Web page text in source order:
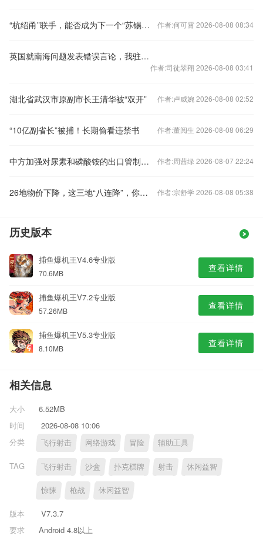
“杭绍甬”联手，能否成为下一个“苏锡常”？ 作者:何可霄 2026-08-08 08:34
英国就南海问题发表错误言论，我驻英使馆：提出严正交涉
作者:司徒翠翔 2026-08-08 03:41
湖北省武汉市原副市长王清华被“双开” 作者:卢威婉 2026-08-08 02:52
“10亿副省长”被捕！长期偷看违禁书 作者:董阅生 2026-08-08 06:29
中方加强对尿素和磷酸铵的出口管制？外交部回应 作者:周茜绿 2026-08-07 22:24
26地物价下降，这三地“八连降”，你家呢？ 作者:宗舒学 2026-08-08 05:38
历史版本
捕鱼爆机王V4.6专业版
70.6MB 查看详情
捕鱼爆机王V7.2专业版
57.26MB 查看详情
捕鱼爆机王V5.3专业版
8.10MB 查看详情
相关信息
大小
6.52MB
时间
2026-08-08 10:06
分类
飞行射击 网络游戏 冒险 辅助工具
TAG 飞行射击 沙盒 扑克棋牌 射击 休闲益智
惊悚 枪战 休闲益智
版本
V7.3.7
要求
Android 4.8以上